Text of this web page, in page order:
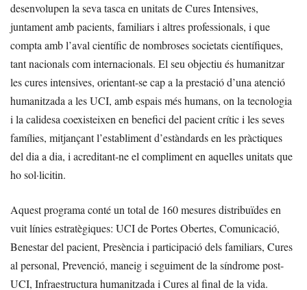
desenvolupen la seva tasca en unitats de Cures Intensives,
juntament amb pacients, familiars i altres professionals, i que
compta amb l’aval científic de nombroses societats científiques,
tant nacionals com internacionals. El seu objectiu és humanitzar
les cures intensives, orientant-se cap a la prestació d’una atenció
humanitzada a les UCI, amb espais més humans, on la tecnologia
i la calidesa coexisteixen en benefici del pacient crític i les seves
famílies, mitjançant l’establiment d’estàndards en les pràctiques
del dia a dia, i acreditant-ne el compliment en aquelles unitats que
ho sol·licitin.
Aquest programa conté un total de 160 mesures distribuïdes en
vuit línies estratègiques: UCI de Portes Obertes, Comunicació,
Benestar del pacient, Presència i participació dels familiars, Cures
al personal, Prevenció, maneig i seguiment de la síndrome post-
UCI, Infraestructura humanitzada i Cures al final de la vida.